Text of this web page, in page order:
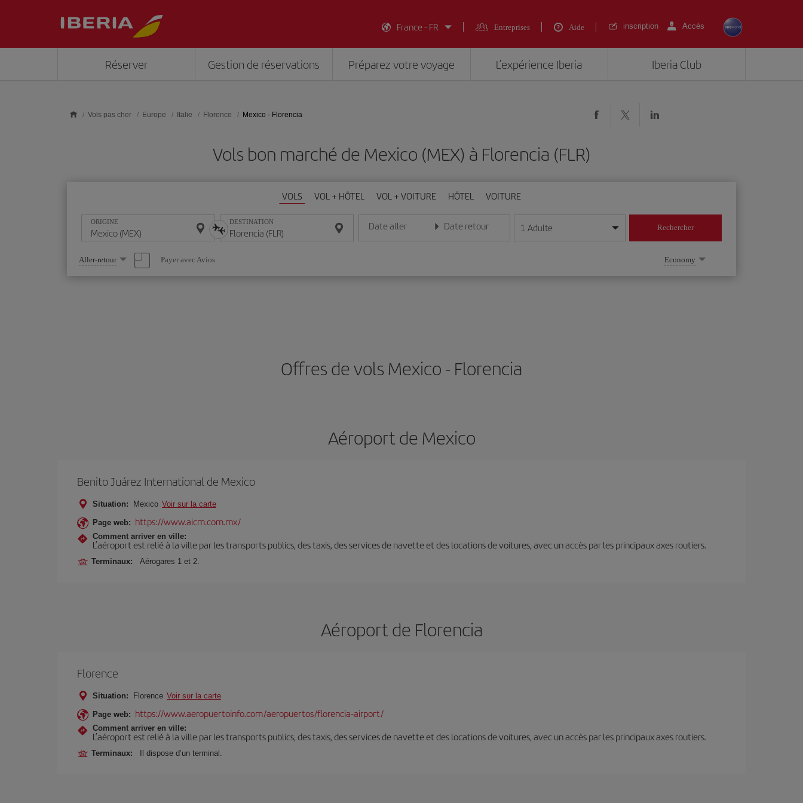
France - FR
Entreprises Aide inscription Accès
Réserver Gestion de réservations Préparez votre voyage L’expérience Iberia Iberia Club
Vols pas cher Europe Italie Florence Mexico - Florencia
Vols bon marché de Mexico (MEX) à Florencia (FLR)
VOLS VOL + HÔTEL VOL + VOITURE HÔTEL VOITURE
ORIGINE DESTINATION Date aller
Entrez la date au format jour/mois/année
Date retour
Entrez la date au format jour/mois/année
1 Adulte Rechercher
Sélectionnez
une
option
Aller-retour Payer avec Avios Economy
Offres de vols Mexico - Florencia
Aéroport de Mexico
Benito Juárez International de Mexico
Situation: Mexico Voir sur la carte
Page web: https://www.aicm.com.mx/
Comment arriver en ville:
L’aéroport est relié à la ville par les transports publics, des taxis, des services de navette et des locations de voitures, avec un accès par les principaux axes routiers.
Terminaux: Aérogares 1 et 2.
Aéroport de Florencia
Florence
Situation: Florence Voir sur la carte
Page web: https://www.aeropuertoinfo.com/aeropuertos/florencia-airport/
Comment arriver en ville:
L’aéroport est relié à la ville par les transports publics, des taxis, des services de navette et des locations de voitures, avec un accès par les principaux axes routiers.
Terminaux: Il dispose d’un terminal.